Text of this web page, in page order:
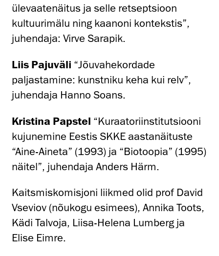
ülevaatenäitus ja selle retseptsioon
kultuurimälu ning kaanoni kontekstis”,
juhendaja: Virve Sarapik.
Liis Pajuväli “Jõuvahekordade
paljastamine: kunstniku keha kui relv”,
juhendaja Hanno Soans.
Kristina Papstel “Kuraatoriinstitutsiooni
kujunemine Eestis SKKE aastanäituste
“Aine-Aineta” (1993) ja “Biotoopia” (1995)
näitel”, juhendaja Anders Härm.
Kaitsmiskomisjoni liikmed olid prof David
Vseviov (nõukogu esimees), Annika Toots,
Kädi Talvoja, Liisa-Helena Lumberg ja
Elise Eimre.